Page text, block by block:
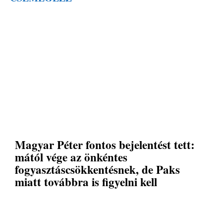
Magyar Péter fontos bejelentést tett:
mától vége az önkéntes
fogyasztáscsökkentésnek, de Paks
miatt továbbra is figyelni kell